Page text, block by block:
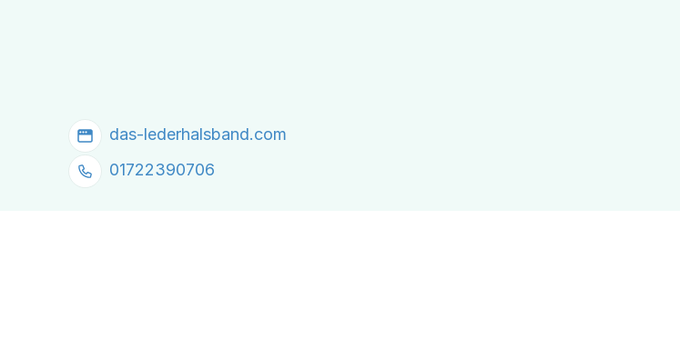
das-lederhalsband.com
01722390706